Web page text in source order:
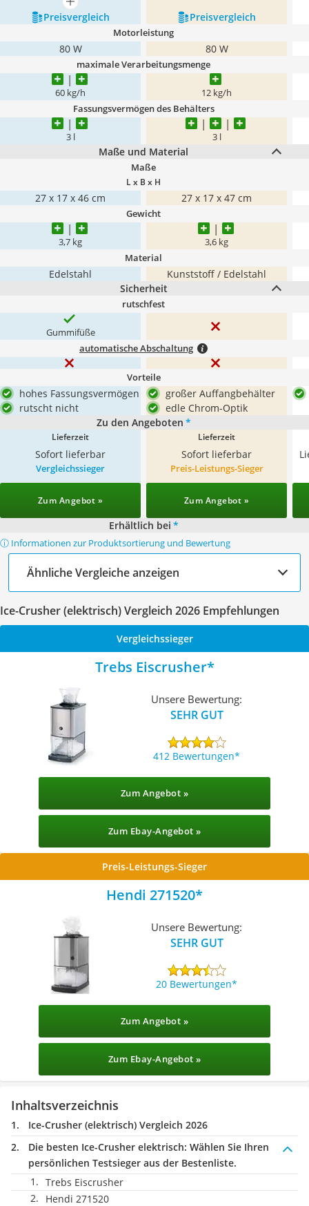
mehr anzeigen
Preis­vergleich
Preis­vergleich
Motorleistung
80 W 80 W
maximale Verarbeitungsmenge
60 kg/h 12 kg/h
Fassungsvermögen des Behälters
3 l 3 l
Maße und Material
Maße
L x B x H
27 x 17 x 46 cm 27 x 17 x 47 cm
Gewicht
3,7 kg 3,6 kg
Material
Edelstahl
Kunststoff / Edelstahl
Sicherheit
rutschfest
Gummifüße
automatische Abschaltung
Vorteile
hohes Fassungsvermögen
rutscht nicht
großer Auffangbehälter
edle Chrom-Optik
Zu den Angeboten *
Lieferzeit
Sofort lieferbar
Lieferzeit
Sofort lieferbar
Vergleichssieger
Zum Angebot »
Preis-Leistungs-Sieger
Zum Angebot »
Erhältlich bei *
ⓘ Informationen zur Produktsortierung und Bewertung
Ähnliche Vergleiche anzeigen
Ice-Crusher (elektrisch) Vergleich 2026 Empfehlungen
Vergleichssieger
Trebs Eiscrusher
Unsere Bewertung:
SEHR GUT
412 Bewertungen
Zum Angebot »
Zum Ebay-Angebot »
Preis-Leistungs-Sieger
Hendi 271520
Unsere Bewertung:
SEHR GUT
20 Bewertungen
Zum Angebot »
Zum Ebay-Angebot »
Inhaltsverzeichnis
Ice-Crusher (elektrisch) Vergleich 2026
Die besten Ice-Crusher elektrisch: Wählen Sie Ihren
persönlichen Testsieger aus der Bestenliste.
Trebs Eiscrusher
Hendi 271520